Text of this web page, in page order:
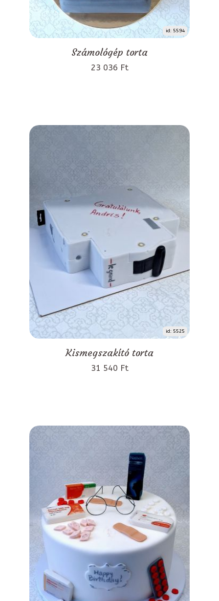
id: 5594
Számológép torta
23 036 Ft
id: 5525
Kismegszakító torta
31 540 Ft